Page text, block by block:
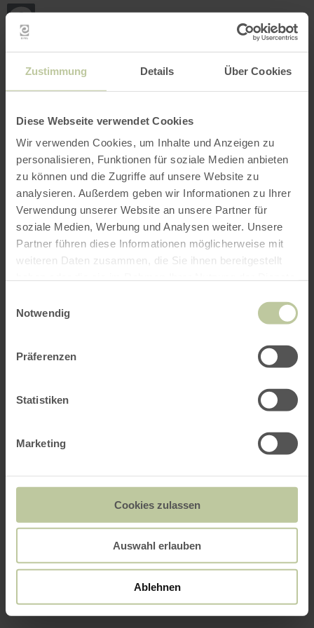
Zustimmung Details Über Cookies
Diese Webseite verwendet Cookies
Wir verwenden Cookies, um Inhalte und Anzeigen zu
personalisieren, Funktionen für soziale Medien anbieten
zu können und die Zugriffe auf unsere Website zu
analysieren. Außerdem geben wir Informationen zu Ihrer
Verwendung unserer Website an unsere Partner für
soziale Medien, Werbung und Analysen weiter. Unsere
Partner führen diese Informationen möglicherweise mit
weiteren Daten zusammen, die Sie ihnen bereitgestellt
Notwendig
Präferenzen
Statistiken
Marketing
Cookies zulassen
Auswahl erlauben
Ablehnen
Zum Hauptinhalt springen
Zur Suche springen
Zur Hauptnavigation
Zum Footer springen
Zurück
zur
Startseite
SUCHE MENÜ
Nachfolgend aufgelistetes Freizeitangebot
wurde vom Anbieter Naturpark Nordeifel e.V.
eingestellt. Für den Inhalt ist ausschließlich
der Anbieter Naturpark Nordeifel e.V.
verantwortlich.